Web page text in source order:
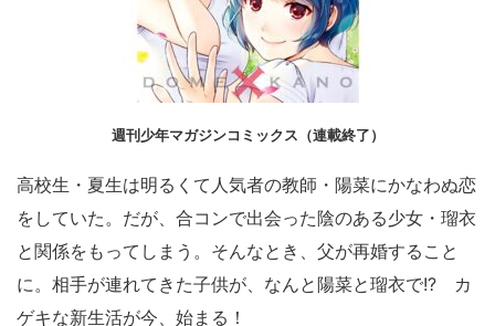
週刊少年マガジンコミックス（連載終了）
高校生・夏生は明るくて人気者の教師・陽菜にかなわぬ恋
をしていた。だが、合コンで出会った陰のある少女・瑠衣
と関係をもってしまう。そんなとき、父が再婚すること
に。相手が連れてきた子供が、なんと陽菜と瑠衣で!? カ
ゲキな新生活が今、始まる！